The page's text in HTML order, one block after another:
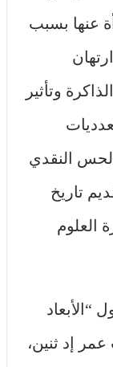
عنها بسبب
وتأثير
النقدي
تاريخ
العلوم
عمر إد ثنين،